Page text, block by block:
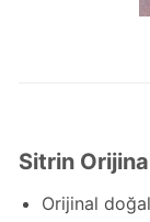
Sitrin
Orijinal